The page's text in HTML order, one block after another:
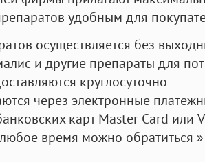
удобным для
осуществляется без
и другие препараты для
круглосуточно
через электронные
карт Master Card или
время можно обратиться